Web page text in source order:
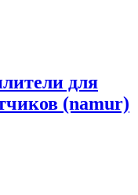
для
(namur)